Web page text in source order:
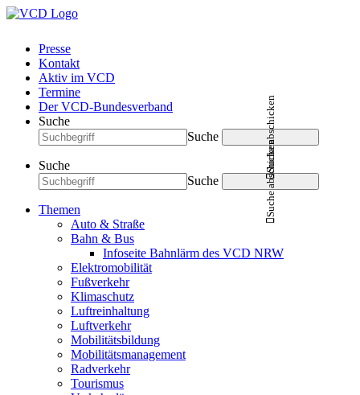
Presse
Kontakt
Aktiv im VCD
Termine
Der VCD-Bundesverband
Suche
Suche
Suche abschicken
Suche
Suche
Suche abschicken
Themen
Auto & Straße
Bahn & Bus
Infoseite Bahnlärm des VCD NRW
Elektromobilität
Fußverkehr
Klimaschutz
Luftreinhaltung
Luftverkehr
Mobilitätsbildung
Mobilitätsmanagement
Radverkehr
Tourismus